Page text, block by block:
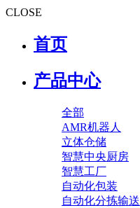
CLOSE
首页
产品中心
全部
AMR机器人
立体仓储
智慧中央厨房
智慧工厂
自动化包装
自动化分拣输送